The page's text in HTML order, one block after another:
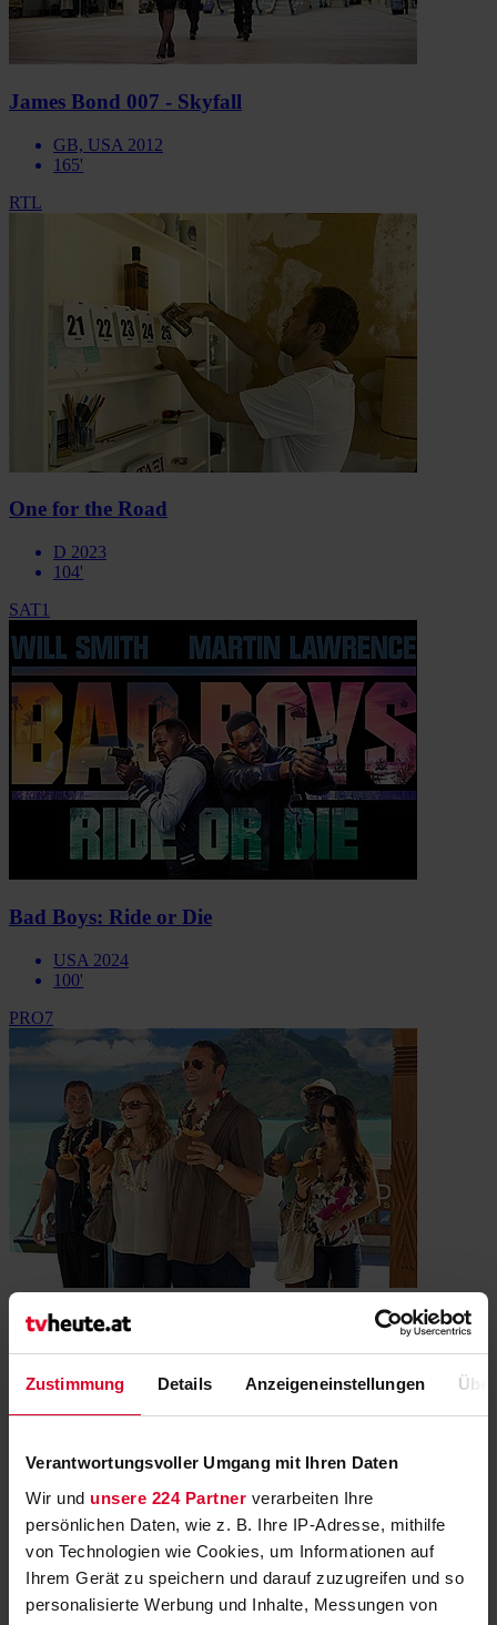
Zustimmung Details Anzeigeneinstellungen
Verantwortungsvoller Umgang mit Ihren Daten
Wir und unsere 224 Partner verarbeiten Ihre
persönlichen Daten, wie z. B. Ihre IP-Adresse, mithilfe
von Technologien wie Cookies, um Informationen auf
Ihrem Gerät zu speichern und darauf zuzugreifen und so
personalisierte Werbung und Inhalte, Messungen von
James Bond 007 - Skyfall
GB, USA 2012
165'
RTL
One for the Road
D 2023
104'
SAT1
Bad Boys: Ride or Die
USA 2024
100'
PRO7
All Inclusive
104'